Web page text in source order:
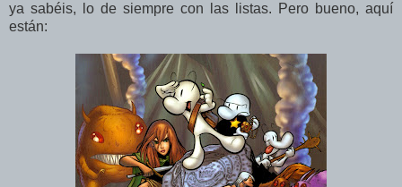
ya sabéis, lo de siempre con las listas. Pero bueno, aquí
están: